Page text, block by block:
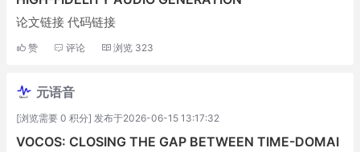
论文链接 代码链接
赞 评论 浏览 323
元语音
[浏览需要 0 积分] 发布于2026-06-15 13:17:32
VOCOS: CLOSING THE GAP BETWEEN TIME-DOMAI